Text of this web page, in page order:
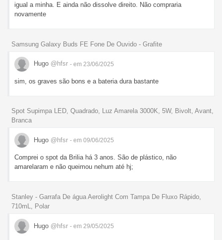
igual a minha. E ainda não dissolve direito. Não compraria
novamente
Samsung Galaxy Buds FE Fone De Ouvido - Grafite
Hugo @hfsr - em 23/06/2025
sim, os graves são bons e a bateria dura bastante
Spot Supimpa LED, Quadrado, Luz Amarela 3000K, 5W, Bivolt, Avant,
Branca
Hugo @hfsr - em 09/06/2025
Comprei o spot da Brilia há 3 anos. São de plástico, não
amarelaram e não queimou nehum até hj;
Stanley - Garrafa De água Aerolight Com Tampa De Fluxo Rápido,
710mL, Polar
Hugo @hfsr - em 29/05/2025